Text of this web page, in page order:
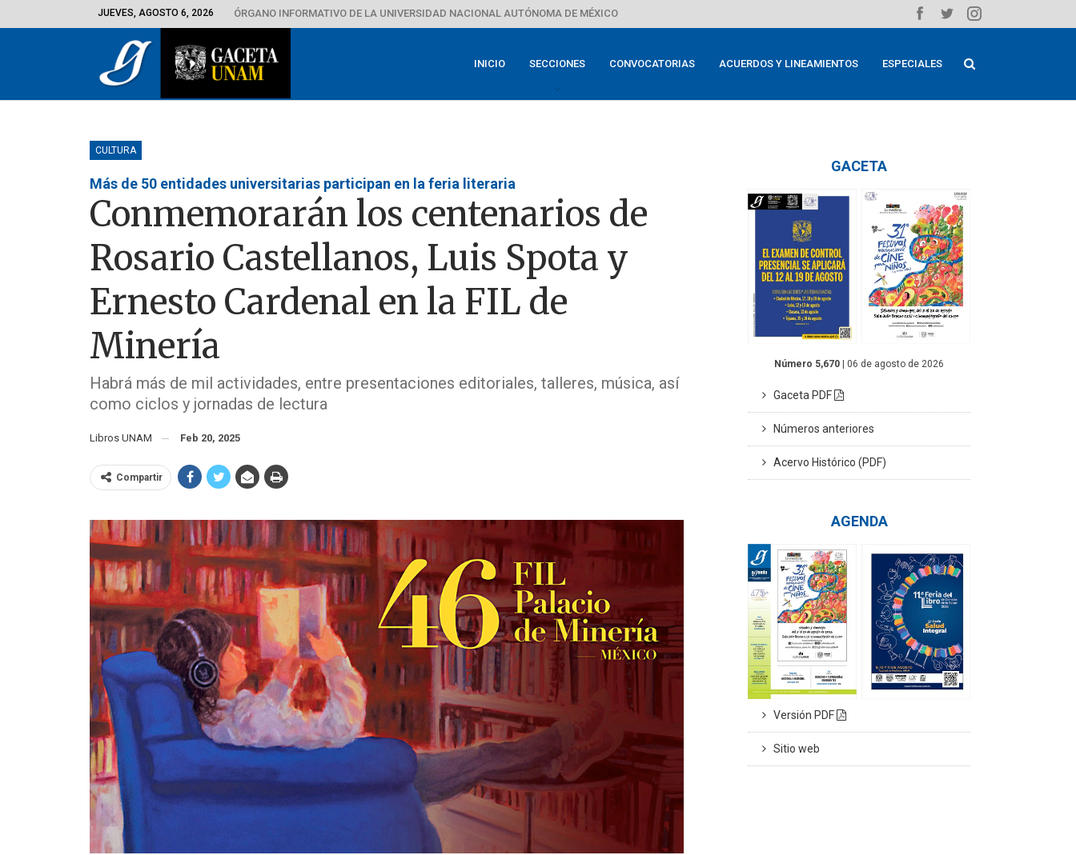
JUEVES, AGOSTO 6, 2026 ÓRGANO INFORMATIVO DE LA UNIVERSIDAD NACIONAL AUTÓNOMA DE MÉXICO
INICIO SECCIONES CONVOCATORIAS ACUERDOS Y LINEAMIENTOS ESPECIALES
CULTURA
Más de 50 entidades universitarias participan en la feria literaria
Conmemorarán los centenarios de
Rosario Castellanos, Luis Spota y
Ernesto Cardenal en la FIL de
Minería
Habrá más de mil actividades, entre presentaciones editoriales, talleres, música, así
como ciclos y jornadas de lectura
Libros UNAM Feb 20, 2025
Compartir
GACETA
Número 5,670 | 06 de agosto de 2026
Gaceta PDF
Números anteriores
Acervo Histórico (PDF)
AGENDA
Versión PDF
Sitio web